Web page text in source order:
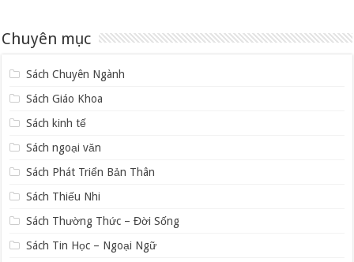
Chuyên mục
Sách Chuyên Ngành
Sách Giáo Khoa
Sách kinh tế
Sách ngoại văn
Sách Phát Triển Bản Thân
Sách Thiếu Nhi
Sách Thường Thức – Đời Sống
Sách Tin Học – Ngoại Ngữ